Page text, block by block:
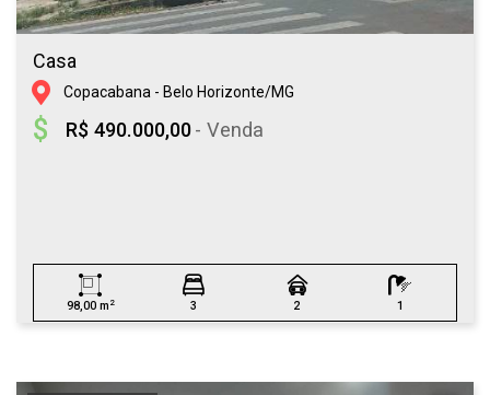
Casa
Copacabana - Belo Horizonte/MG
R$ 490.000,00- Venda
98,00 m 2 3 2 1